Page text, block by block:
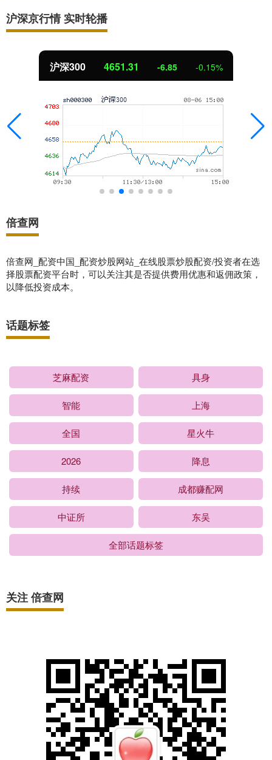
沪深京行情 实时轮播
沪深300 4651.31 -6.85 -0.15%
倍查网
倍查网_配资中国_配资炒股网站_在线股票炒股配资/投资者在选
择股票配资平台时，可以关注其是否提供费用优惠和返佣政策，
以降低投资成本。
话题标签
芝麻配资 具身
智能 上海
全国 星火牛
2026 降息
持续 成都赚配网
中证所 东吴
全部话题标签
关注 倍查网